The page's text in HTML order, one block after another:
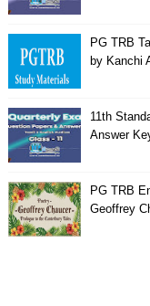
PG TRB
by Kanchi
11th
Answer
PG TRB
Geoffrey